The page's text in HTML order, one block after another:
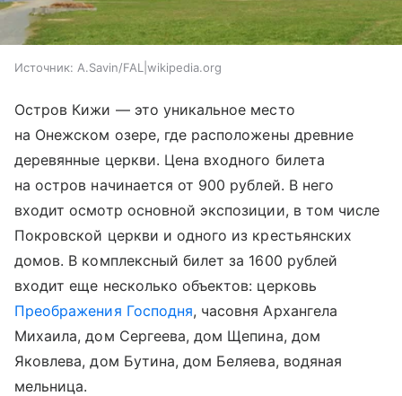
Источник: A.Savin/FAL|wikipedia.org
Остров Кижи — это уникальное место
на Онежском озере, где расположены древние
деревянные церкви. Цена входного билета
на остров начинается от 900 рублей. В него
входит осмотр основной экспозиции, в том числе
Покровской церкви и одного из крестьянских
домов. В комплексный билет за 1600 рублей
входит еще несколько объектов: церковь
Преображения Господня, часовня Архангела
Михаила, дом Сергеева, дом Щепина, дом
Яковлева, дом Бутина, дом Беляева, водяная
мельница.